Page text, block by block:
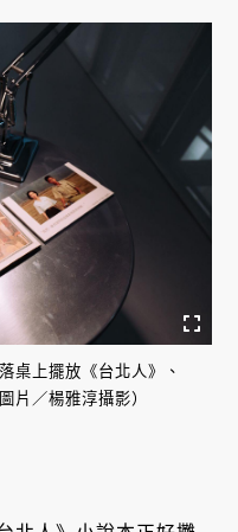
桌上擺放《台北人》、
片／楊雅淳攝影）